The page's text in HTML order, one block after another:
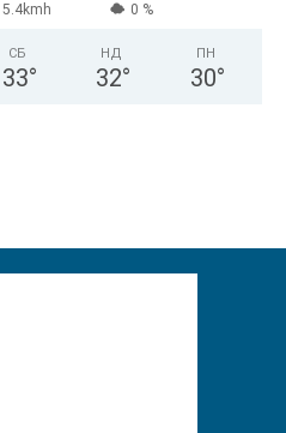
5.4kmh 0 %
СБ
33°
НД
32°
ПН
30°